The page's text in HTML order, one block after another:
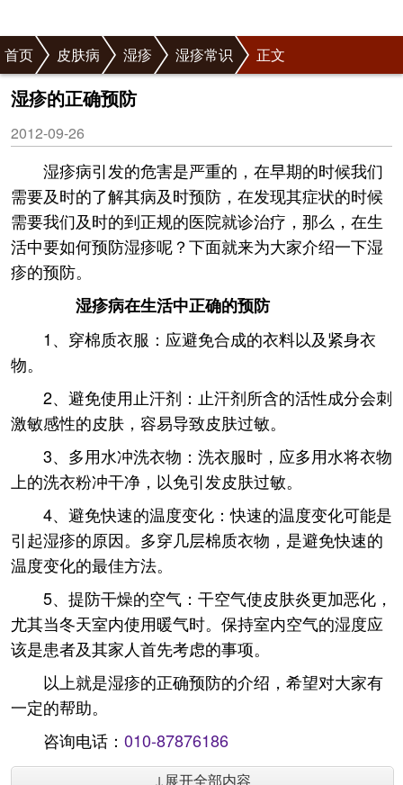
首页 皮肤病 湿疹 湿疹常识 正文
湿疹的正确预防
2012-09-26
湿疹病引发的危害是严重的，在早期的时候我们
需要及时的了解其病及时预防，在发现其症状的时候
需要我们及时的到正规的医院就诊治疗，那么，在生
活中要如何预防湿疹呢？下面就来为大家介绍一下湿
疹的预防。
湿疹病在生活中正确的预防
1、穿棉质衣服：应避免合成的衣料以及紧身衣
物。
2、避免使用止汗剂：止汗剂所含的活性成分会刺
激敏感性的皮肤，容易导致皮肤过敏。
3、多用水冲洗衣物：洗衣服时，应多用水将衣物
上的洗衣粉冲干净，以免引发皮肤过敏。
4、避免快速的温度变化：快速的温度变化可能是
引起湿疹的原因。多穿几层棉质衣物，是避免快速的
温度变化的最佳方法。
5、提防干燥的空气：干空气使皮肤炎更加恶化，
尤其当冬天室内使用暖气时。保持室内空气的湿度应
该是患者及其家人首先考虑的事项。
以上就是湿疹的正确预防的介绍，希望对大家有
一定的帮助。
咨询电话： 010-87876186
↓展开全部内容